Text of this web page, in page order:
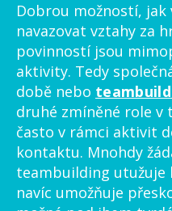
Dobrou možností,
navazovat vztahy za
povinností jsou
aktivity. Tedy
době nebo
druhé zmíněné role v
často v rámci aktivit
kontaktu. Mnohdy
teambuilding utužuje
navíc umožňuje